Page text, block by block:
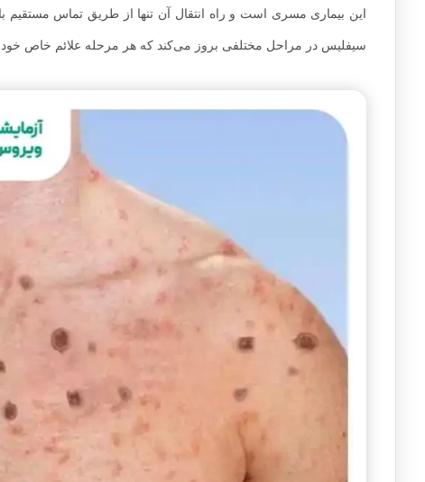
این بیماری مسری است و راه انتقال آن تنها از طریق تماس مستقیم
سیفلیس در مراحل مختلفی بروز می‌کند که هر مرحله علائم خاص خود